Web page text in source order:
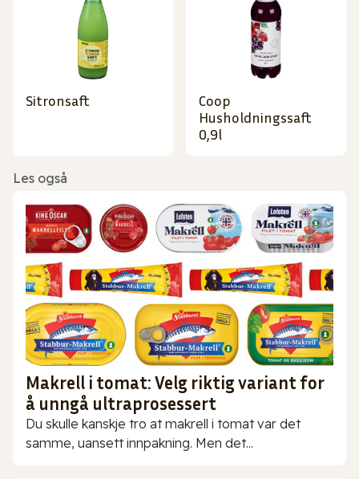
Sitronsaft
Coop
Husholdningssaft
0,9l
Les også
Makrell i tomat: Velg riktig variant for
å unngå ultraprosessert
Du skulle kanskje tro at makrell i tomat var det
samme, uansett innpakning. Men det...